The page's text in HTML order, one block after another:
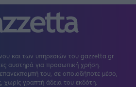
και των υπηρεσιών του gazzetta.gr
αυστηρά για προσωπική χρήση.
του, σε οποιοδήποτε μέσο,
χωρίς γραπτή άδεια του εκδότη.